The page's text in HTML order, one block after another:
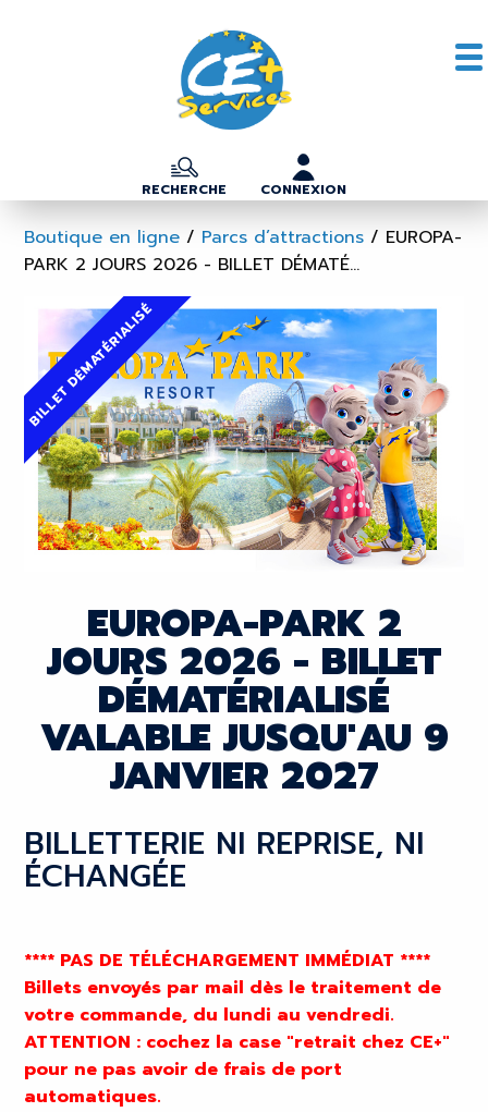
RECHERCHE CONNEXION
Boutique en ligne / Parcs d’attractions / EUROPA-
PARK 2 JOURS 2026 - BILLET DÉMATÉ...
BILLET DÉMATÉRIALISÉ
EUROPA-PARK 2
JOURS 2026 - BILLET
DÉMATÉRIALISÉ
VALABLE JUSQU'AU 9
JANVIER 2027
BILLETTERIE NI REPRISE, NI
ÉCHANGÉE
**** PAS DE TÉLÉCHARGEMENT IMMÉDIAT ****
Billets envoyés par mail dès le traitement de
votre commande, du lundi au vendredi.
ATTENTION : cochez la case "retrait chez CE+"
pour ne pas avoir de frais de port
automatiques.